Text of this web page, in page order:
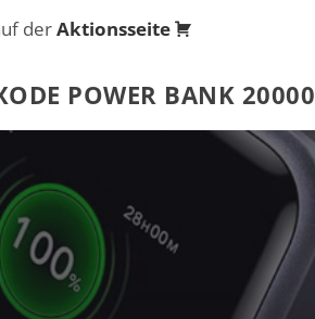
derAktionsseite
POWER BANK